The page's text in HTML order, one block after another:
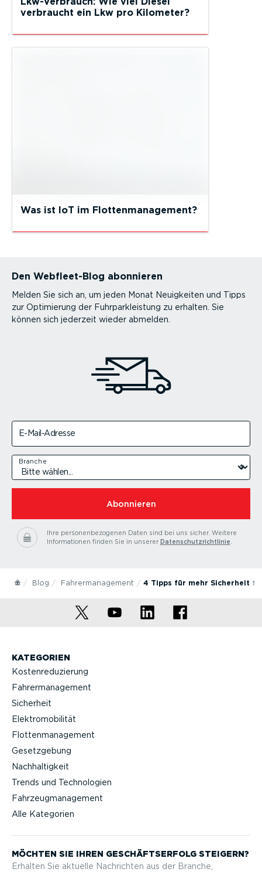
verbraucht ein Lkw pro Kilometer?
Was ist IoT im Flottenmanagement?
Den Webfleet-Blog abonnieren
Melden Sie sich an, um jeden Monat Neuigkeiten und Tipps
zur Optimierung der Fuhrparkleistung zu erhalten. Sie
können sich jederzeit wieder abmelden.
E-Mail-Adresse
Branche
Abonnieren
Ihre personenbezogenen Daten sind bei uns sicher. Weitere
Informationen finden Sie in unserer Datenschutzrichtlinie.
Blog Fahrermanagement 4 Tipps für mehr Sicherheit
KATEGORIEN
Kostenreduzierung
Fahrermanagement
Sicherheit
Elektromobilität
Flottenmanagement
Gesetzgebung
Nachhaltigkeit
Trends und Technologien
Fahrzeugmanagement
Alle Kategorien
MÖCHTEN SIE IHREN GESCHÄFTS­ERFOLG STEIGERN?
Erhalten Sie aktuelle Nachrichten aus der Branche,